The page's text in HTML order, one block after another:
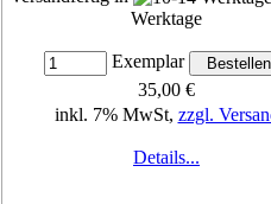
Werktage
Exemplar
35,00 €
inkl. 7% MwSt, zzgl.
Details...